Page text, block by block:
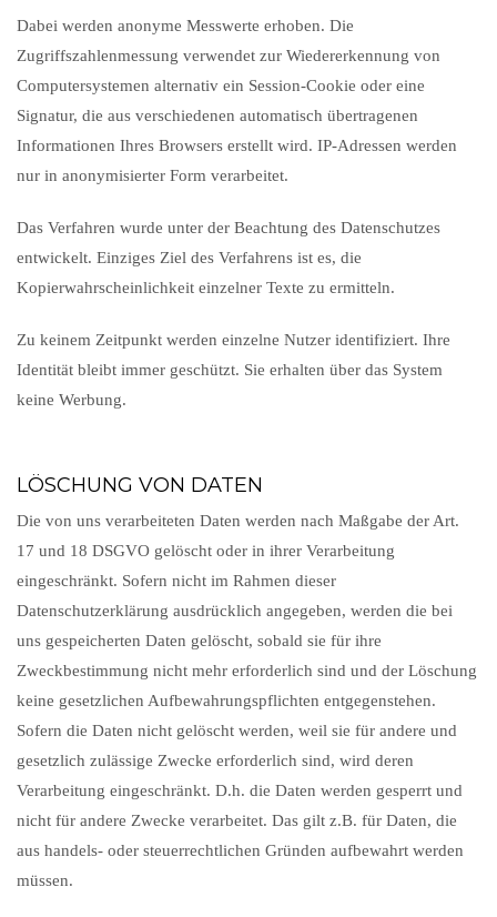
Dabei werden anonyme Messwerte erhoben. Die
Zugriffszahlenmessung verwendet zur Wiedererkennung von
Computersystemen alternativ ein Session-Cookie oder eine
Signatur, die aus verschiedenen automatisch übertragenen
Informationen Ihres Browsers erstellt wird. IP-Adressen werden
nur in anonymisierter Form verarbeitet.
Das Verfahren wurde unter der Beachtung des Datenschutzes
entwickelt. Einziges Ziel des Verfahrens ist es, die
Kopierwahrscheinlichkeit einzelner Texte zu ermitteln.
Zu keinem Zeitpunkt werden einzelne Nutzer identifiziert. Ihre
Identität bleibt immer geschützt. Sie erhalten über das System
keine Werbung.
LÖSCHUNG VON DATEN
Die von uns verarbeiteten Daten werden nach Maßgabe der Art.
17 und 18 DSGVO gelöscht oder in ihrer Verarbeitung
eingeschränkt. Sofern nicht im Rahmen dieser
Datenschutzerklärung ausdrücklich angegeben, werden die bei
uns gespeicherten Daten gelöscht, sobald sie für ihre
Zweckbestimmung nicht mehr erforderlich sind und der Löschung
keine gesetzlichen Aufbewahrungspflichten entgegenstehen.
Sofern die Daten nicht gelöscht werden, weil sie für andere und
gesetzlich zulässige Zwecke erforderlich sind, wird deren
Verarbeitung eingeschränkt. D.h. die Daten werden gesperrt und
nicht für andere Zwecke verarbeitet. Das gilt z.B. für Daten, die
aus handels- oder steuerrechtlichen Gründen aufbewahrt werden
müssen.